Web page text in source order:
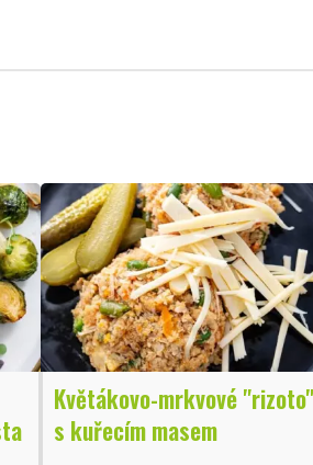
Květákovo-mrkvové "rizoto"
s kuřecím masem